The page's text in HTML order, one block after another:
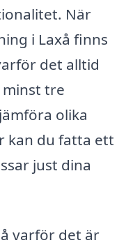
När
i Laxå finns
det alltid
tre
olika
kan du fatta ett
just dina
varför det är